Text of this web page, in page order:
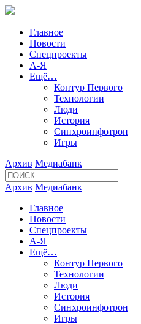
Главное
Новости
Спецпроекты
А-Я
Ещё…
Контур Первого
Технологии
Люди
История
Синхроинфотрон
Игры
Архив Медиабанк
Архив Медиабанк
Главное
Новости
Спецпроекты
А-Я
Ещё…
Контур Первого
Технологии
Люди
История
Синхроинфотрон
Игры